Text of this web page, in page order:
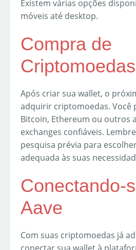
Existem várias opções
móveis até desktop.
Compra de
Criptomoedas
Após criar sua wallet, o
adquirir criptomoedas. Você
Bitcoin, Ethereum ou outros
exchanges confiáveis.
pesquisa prévia para
adequada às suas
Conectando-
Aave
Com suas criptomoedas já